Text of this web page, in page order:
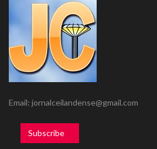
Email: jornalceilandense@gmail.com
Subscribe